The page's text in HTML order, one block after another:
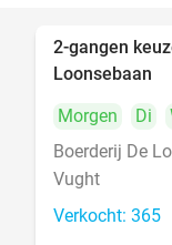
2-gangen
Loonsebaan
Morgen
Di
Boerderij De
Vught
Verkocht: 365